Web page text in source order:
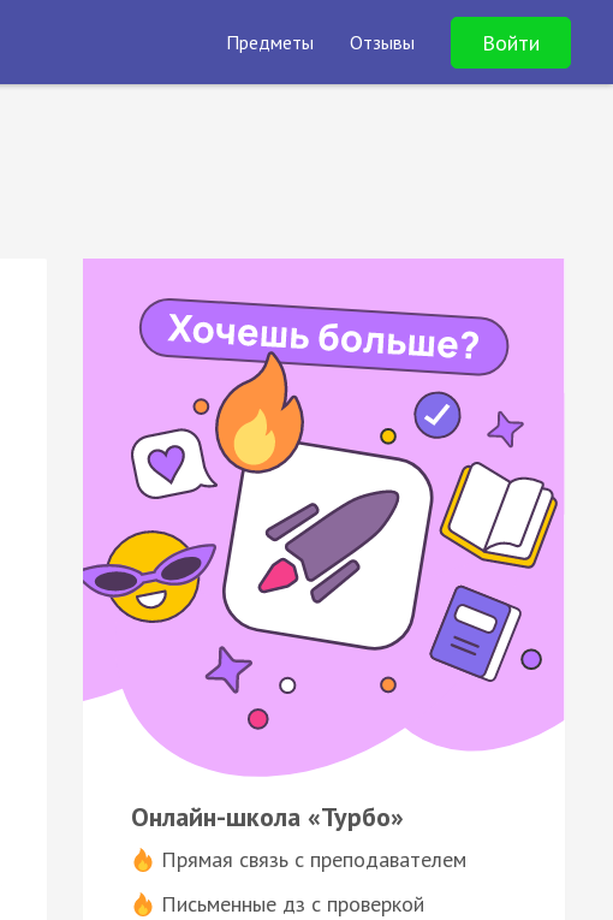
Предметы Отзывы Войти
Онлайн-школа «Турбо»
Прямая связь с преподавателем
Письменные дз с проверкой